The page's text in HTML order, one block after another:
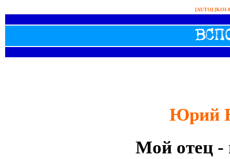
[AUTO] [KOI-
Юрий
Мой отец -